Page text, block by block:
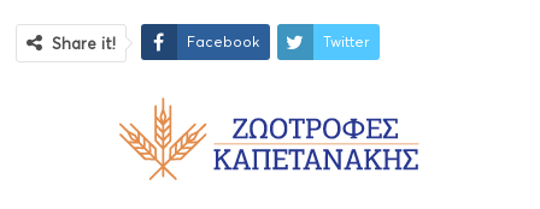
Share it! Facebook Twitter